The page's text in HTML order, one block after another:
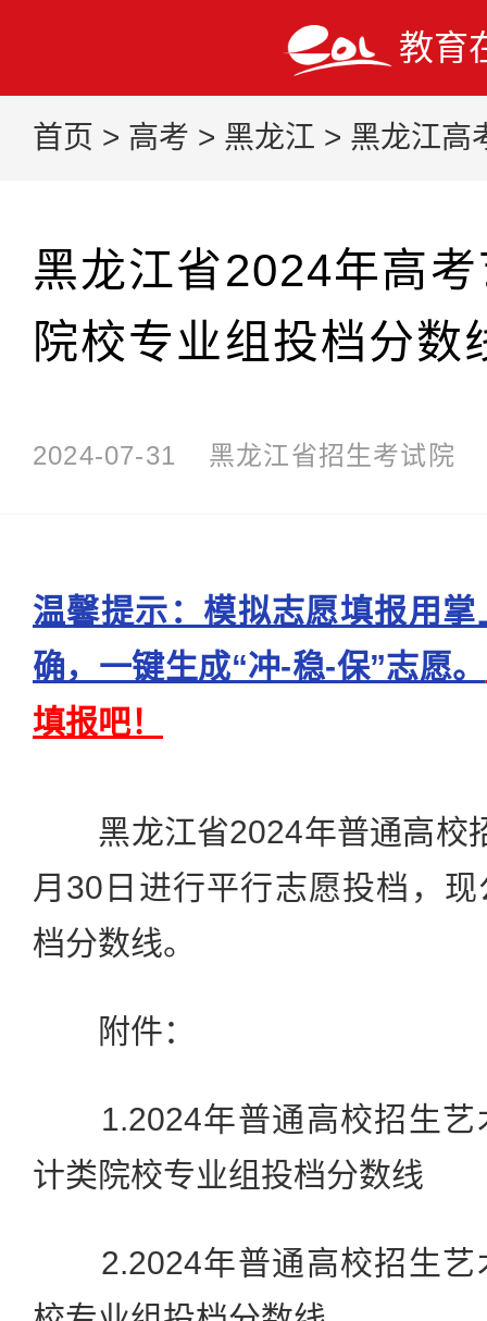
教育
首页 > 高考 > 黑龙江 > 黑龙江高
黑龙江省2024年高
院校专业组投档分数
2024-07-31 黑龙江省招生考试院
温馨提示：模拟志愿填报用
确，一键生成“冲-稳-保”志愿。
填报吧！
黑龙江省2024年普通高校
月30日进行平行志愿投档，
档分数线。
附件：
1.2024年普通高校招生艺
计类院校专业组投档分数线
2.2024年普通高校招生艺